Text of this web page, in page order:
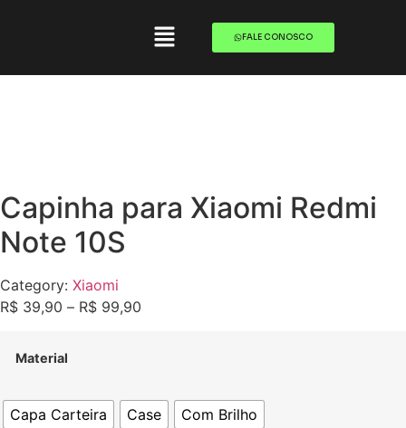
FALE CONOSCO
Capinha para Xiaomi Redmi
Note 10S
Category: Xiaomi
R$ 39,90 – R$ 99,90
Material
Capa Carteira Case
Com Brilho